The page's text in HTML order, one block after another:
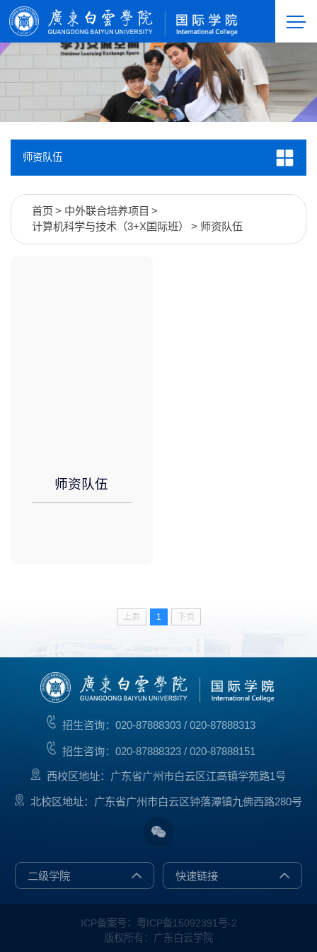
师资队伍
首页> 中外联合培养项目 >
计算机科学与技术（3+X国际班）
> 师资队伍
师资队伍
上页 1 下页
招生咨询：020-87888303 / 020-87888313
招生咨询：020-87888323 / 020-87888151
西校区地址：广东省广州市白云区江高镇学苑路1号
北校区地址：广东省广州市白云区钟落潭镇九佛西路280号
二级学院 快速链接
ICP备案号：粤ICP备15092391号-2
版权所有：广东白云学院